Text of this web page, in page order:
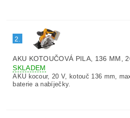
2.
AKU KOTOUČOVÁ PILA, 136 MM,
SKLADEM
AKU kocour, 20 V, kotouč 136 mm,
baterie a nabíječky.